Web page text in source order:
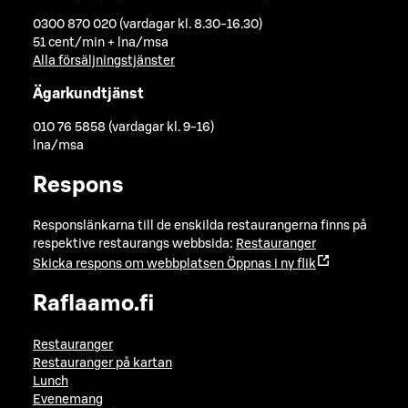
0300 870 020 (vardagar kl. 8.30-16.30)
51 cent/min + lna/msa
Alla försäljningstjänster
Ägarkundtjänst
010 76 5858 (vardagar kl. 9-16)
lna/msa
Respons
Responslänkarna till de enskilda restaurangerna finns på
respektive restaurangs webbsida: Restauranger
Skicka respons om webbplatsen Öppnas i ny flik
Raflaamo.fi
Restauranger
Restauranger på kartan
Lunch
Evenemang